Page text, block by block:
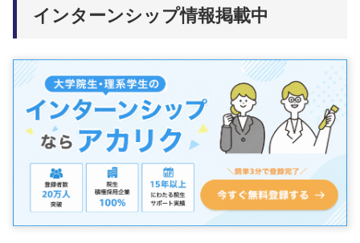
インターンシップ情報掲載中